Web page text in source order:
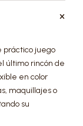
práctico juego
último rincón de
en color
maquillajes o
su